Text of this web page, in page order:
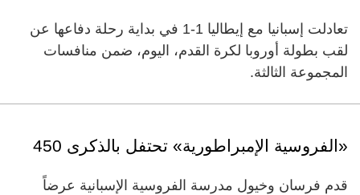
تعادلت إسبانيا مع إيطاليا 1-1 في بداية رحلة دفاعها عن
لقب بطولة أوروبا لكرة القدم، اليوم، ضمن منافسات
المجموعة الثالثة.
«الفروسية الإمبراطورية» تحتفل بالذكرى 450
قدم فرسان وخيول مدرسة الفروسية الإسبانية عرضاً